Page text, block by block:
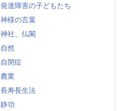
発達障害の子どもたち
神様の言葉
神社、仏閣
自然
自閉症
農業
長寿長生法
静功